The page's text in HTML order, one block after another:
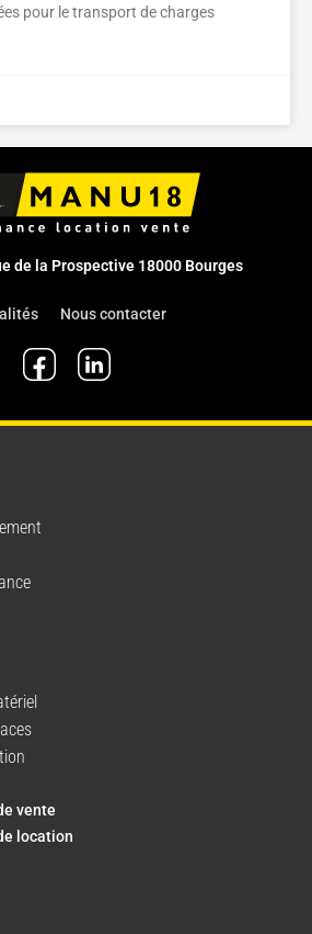
pour le transport de charges
de la Prospective 18000 Bourges
Nous contacter
vente
location